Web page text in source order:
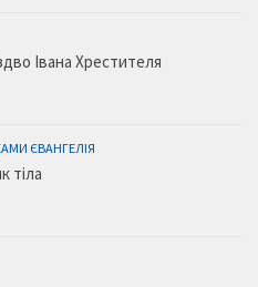
Івана Хрестителя
ЄВАНГЕЛІЯ
тіла